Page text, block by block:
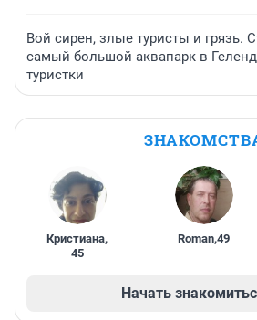
Вой сирен, злые туристы и грязь.
самый большой аквапарк в
туристки
Кристиана,
45
Roman,49
Начать